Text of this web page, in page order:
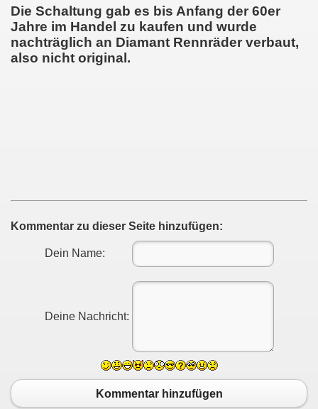
Die Schaltung gab es bis Anfang der 60er
Jahre im Handel zu kaufen und wurde
nachträglich an Diamant Rennräder verbaut,
also nicht original.
Kommentar zu dieser Seite hinzufügen:
Dein Name:
Deine Nachricht:
Kommentar hinzufügen